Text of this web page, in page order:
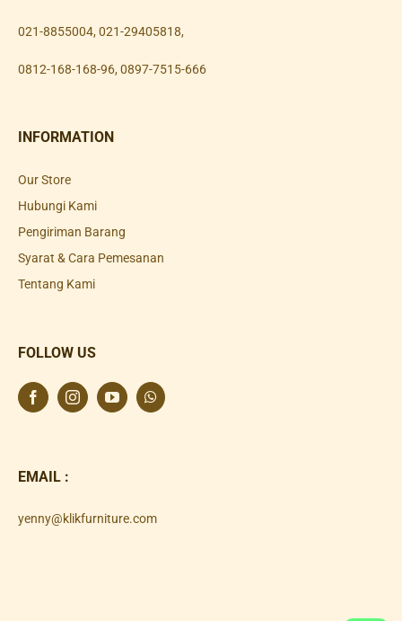
021-8855004, 021-29405818,
0812-168-168-96, 0897-7515-666
INFORMATION
Our Store
Hubungi Kami
Pengiriman Barang
Syarat & Cara Pemesanan
Tentang Kami
FOLLOW US
EMAIL :
yenny@klikfurniture.com